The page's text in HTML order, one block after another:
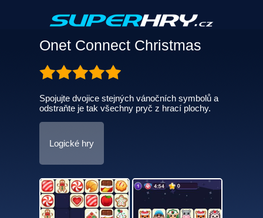
Onet Connect Christmas
Spojujte dvojice stejných vánočních symbolů a
odstraňte je tak všechny pryč z hrací plochy.
Logické hry